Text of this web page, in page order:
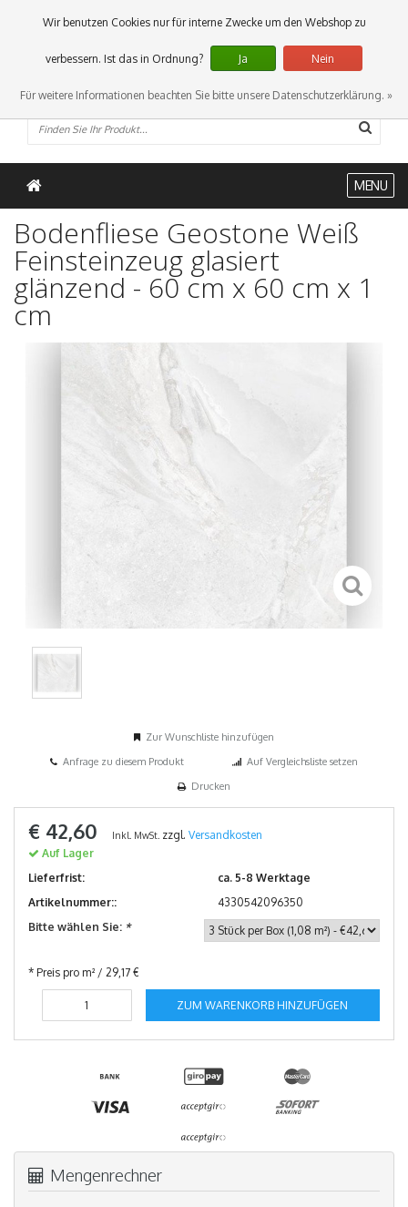
0 Artikel
MENU
Bodenfliese Geostone Weiß
Feinsteinzeug glasiert
glänzend - 60 cm x 60 cm x 1
cm
Zur Wunschliste hinzufügen
Anfrage zu diesem Produkt
Auf Vergleichsliste setzen
Drucken
€ 42,60 Inkl. MwSt. zzgl. Versandkosten
Auf Lager
Lieferfrist:
ca. 5-8 Werktage
Artikelnummer::
4330542096350
Bitte wählen Sie: *
* Preis pro m² / 29,17 €
ZUM WARENKORB HINZUFÜGEN
Mengenrechner
Wir benutzen Cookies nur für interne Zwecke um den Webshop zu
verbessern. Ist das in Ordnung? Ja Nein
Für weitere Informationen beachten Sie bitte unsere Datenschutzerklärung. »